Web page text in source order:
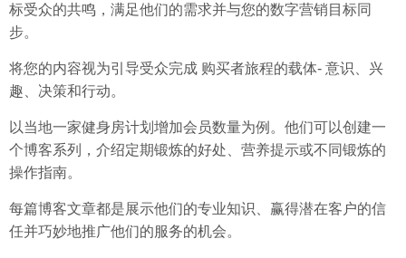
标受众的共鸣，满足他们的需求并与您的数字营销目标同
步。
将您的内容视为引导受众完成 购买者旅程的载体- 意识、兴
趣、决策和行动。
以当地一家健身房计划增加会员数量为例。他们可以创建一
个博客系列，介绍定期锻炼的好处、营养提示或不同锻炼的
操作指南。
每篇博客文章都是展示他们的专业知识、赢得潜在客户的信
任并巧妙地推广他们的服务的机会。